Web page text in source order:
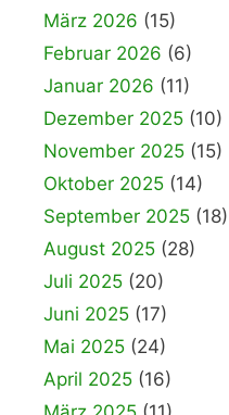
März 2026 (15)
Februar 2026 (6)
Januar 2026 (11)
Dezember 2025 (10)
November 2025 (15)
Oktober 2025 (14)
September 2025 (18)
August 2025 (28)
Juli 2025 (20)
Juni 2025 (17)
Mai 2025 (24)
April 2025 (16)